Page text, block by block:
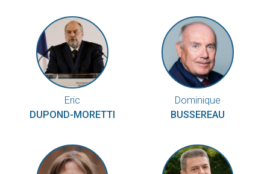
Eric
DUPOND-MORETTI
Dominique
BUSSEREAU